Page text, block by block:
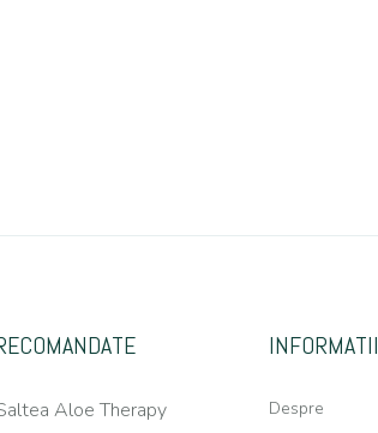
Aloe Therapy
INFORMATII
Despre